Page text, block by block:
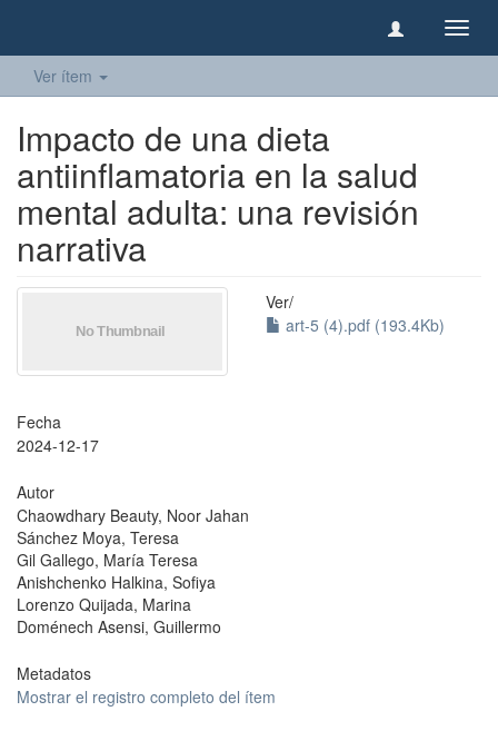
Ver ítem
Impacto de una dieta
antiinflamatoria en la salud
mental adulta: una revisión
narrativa
Ver/
art-5 (4).pdf (193.4Kb)
Fecha
2024-12-17
Autor
Chaowdhary Beauty, Noor Jahan
Sánchez Moya, Teresa
Gil Gallego, María Teresa
Anishchenko Halkina, Sofiya
Lorenzo Quijada, Marina
Doménech Asensi, Guillermo
Metadatos
Mostrar el registro completo del ítem